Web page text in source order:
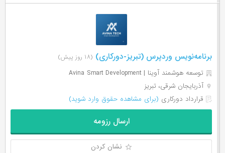
برنامه‌نویس وردپرس (تبریز-دورکاری) (۱۸ روز پیش)
توسعه هوشمند آوینا | Avina Smart Development
آذربایجان شرقی، تبریز
قرارداد دورکاری (برای مشاهده حقوق وارد شوید)
ارسال رزومه
نشان کردن